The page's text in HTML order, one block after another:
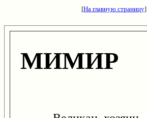
[На главную страницу]
МИМИР